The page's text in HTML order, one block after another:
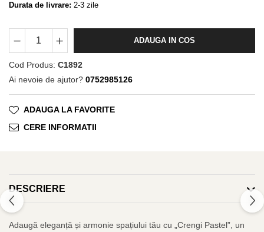
Durata de livrare: 2-3 zile
ADAUGA IN COS
Cod Produs: C1892
Ai nevoie de ajutor? 0752985126
ADAUGA LA FAVORITE
CERE INFORMATII
DESCRIERE
Adaugă eleganță și armonie spațiului tău cu „Crengi Pastel”, un